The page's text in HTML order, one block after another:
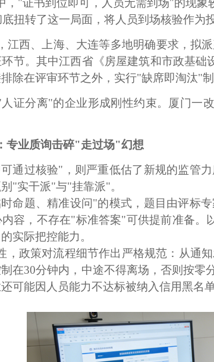
， "证书到位即可，人员无需到场"的现
扭转了这一局面，将人员到场核验作为
江西、上海、大连等多地明确要求，拟
节。其中江西省《房屋建筑和市政基础
除在评审环节之外，实行"缺席即淘汰"制
证分离"的企业形成刚性约束。厦门一
专业质询击碎"走过场"幻想
通过核验"，则严重低估了新规的监管
"实干派"与"挂靠派"。
命题、精准设问"的模式，题目由评标
容，不存在"标准答案"可供提前准备
实际把控能力。
，政策对流程细节作出严格规范：从通
在30分钟内，中途不得离场，否则按
可能因人员能力不达标被纳入信用黑名单